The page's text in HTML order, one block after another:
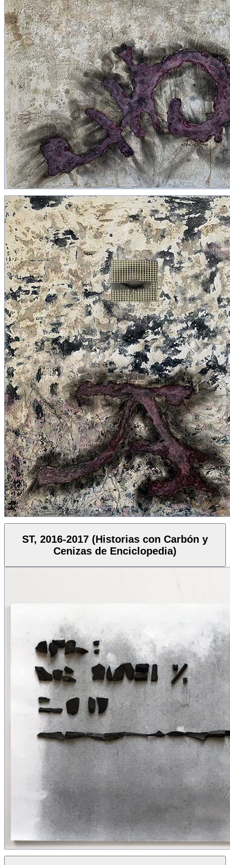
ST, 2016-2017 (Historias con Carbón y
Cenizas de Enciclopedia)